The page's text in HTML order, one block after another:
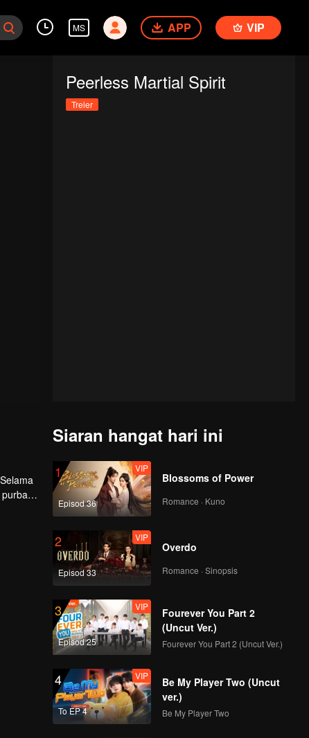
MS APP VIP
Peerless Martial Spirit
Treler
Siaran hangat hari ini
1
Episod 36
VIP
Blossoms of Power
Romance · Kuno
2
Episod 33
VIP
Overdo
Romance · Sinopsis
3
Episod 25
VIP
Fourever You Part 2
(Uncut Ver.)
Fourever You Part 2 (Uncut Ver.)
4
To EP 4
VIP
Be My Player Two (Uncut
ver.)
Be My Player Two